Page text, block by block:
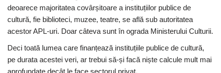
deoarece majoritatea covârșitoare a instituțiilor publice de
cultură, fie biblioteci, muzee, teatre, se află sub autoritatea
acestor APL-uri. Doar câteva sunt în ograda Ministerului Culturii.
Deci toată lumea care finanțează instituțiile publice de cultură,
pe durata acestei veri, ar trebui să-și facă niște calcule mult mai